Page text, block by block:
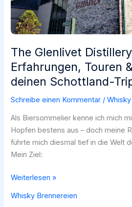
Brennereien
durchatmen
The Glenlivet
Erfahrungen, Touren
deinen Schottland-
Schreibe einen Kommentar /
Als Biersommelier kenne ich mich
Hopfen bestens aus – doch meine
führte mich diesmal tief in die Welt
Mein Ziel:
The
Distillery
Weiterlesen »
Whisky Brennereien